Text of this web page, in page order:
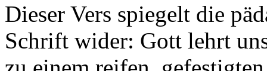
Dieser Vers spiegelt die
Schrift wider: Gott lehrt